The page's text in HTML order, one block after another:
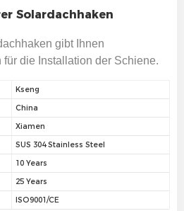
Solardachhaken
gibt Ihnen
die Installation der Schiene.
Kseng
China
Xiamen
SUS 304 Stainless Steel
10 Years
25 Years
ISO9001/CE